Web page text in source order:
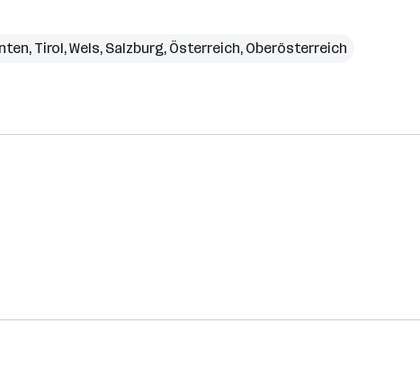
, Tirol,Wels, Salzburg, Österreich, Oberösterreich